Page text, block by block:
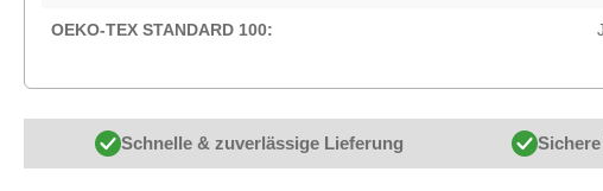
OEKO-TEX STANDARD 100:
Schnelle & zuverlässige Lieferung